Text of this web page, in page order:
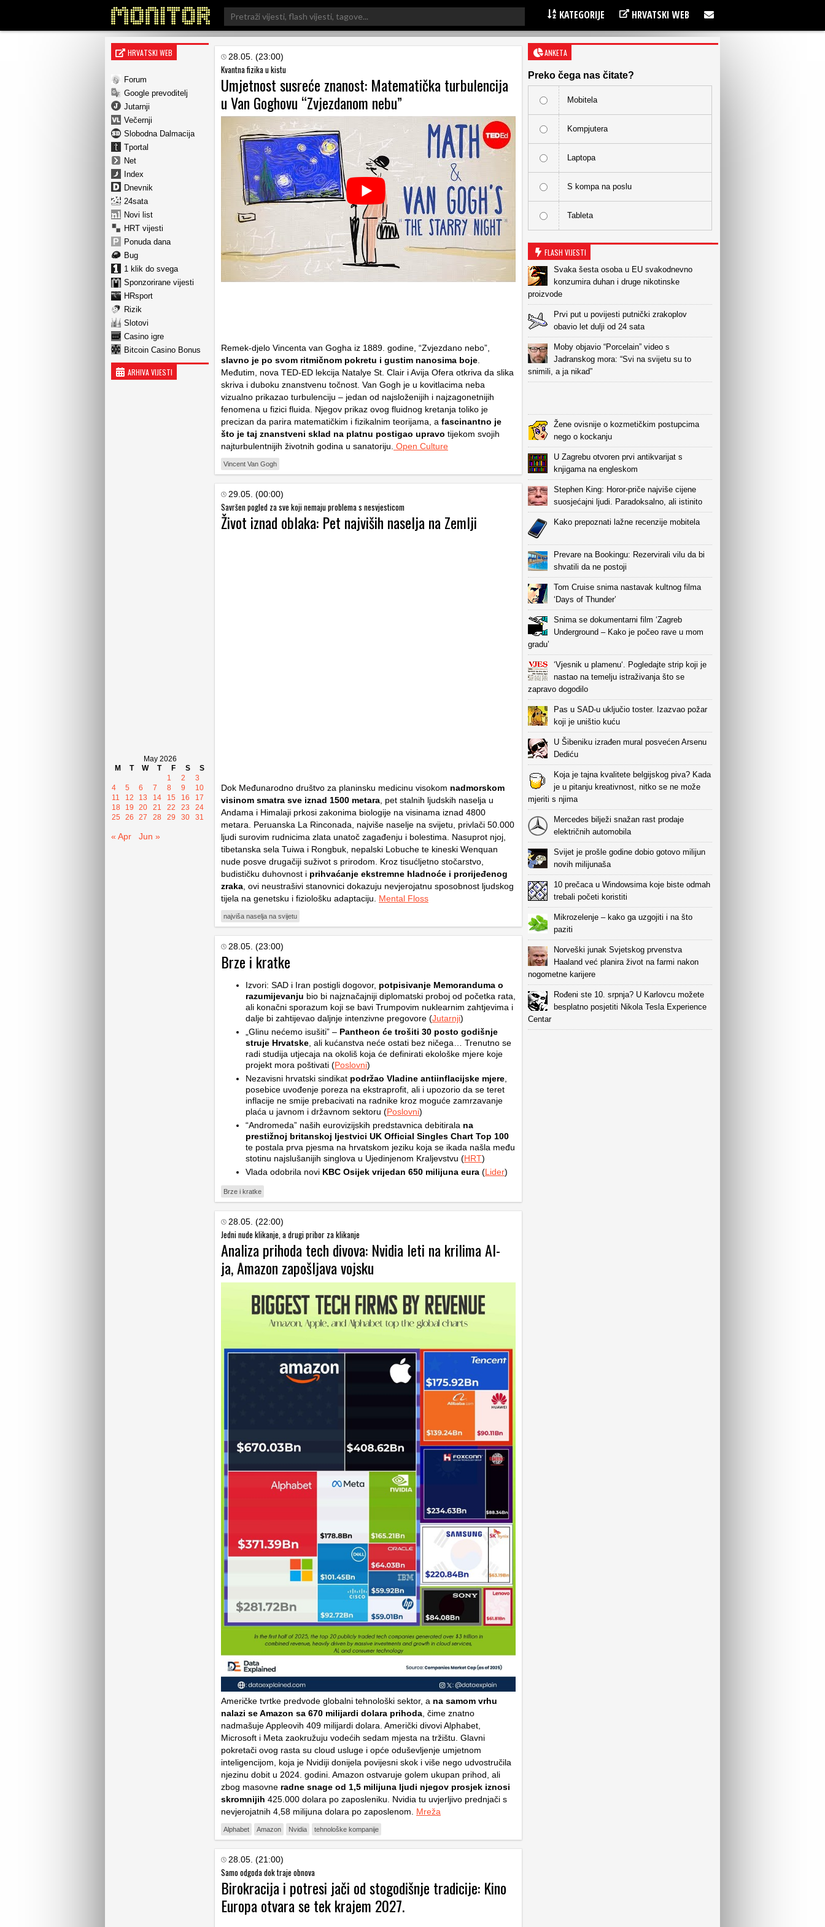
Search
for:
KATEGORIJE HRVATSKI WEB
HRVATSKI WEB
Forum
Google prevoditelj
Jutarnji
Večernji
Slobodna Dalmacija
Tportal
Net
Index
Dnevnik
24sata
Novi list
HRT vijesti
Ponuda dana
Bug
1 klik do svega
Sponzorirane vijesti
HRsport
Rizik
Slotovi
Casino igre
Bitcoin Casino Bonus
ARHIVA VIJESTI
May 2026
M
T W T F S
S
1
2
3
4
5 6 7 8 9
10
11
12 13 14 15 16
17
18
19 20 21 22 23
24
25
26 27 28 29 30 31
« Apr Jun »
28.05. (23:00)
Kvantna fizika u kistu
Umjetnost susreće znanost: Matematička turbulencija
u Van Goghovu “Zvjezdanom nebu”
Remek-djelo Vincenta van Gogha iz 1889. godine, “Zvjezdano nebo”,
slavno je po svom ritmičnom pokretu i gustim nanosima boje
Međutim, nova TED-ED lekcija Natalye St. Clair i Avija Ofera otkriva da slika
skriva i duboku znanstvenu točnost. Van Gogh je u kovitlacima neba
vizualno prikazao turbulenciju – jedan od najsloženijih i najzagonetnijih
fenomena u fizici fluida. Njegov prikaz ovog fluidnog kretanja toliko je
precizan da parira matematičkim i fizikalnim teorijama, a fascinantno je
što je taj znanstveni sklad na platnu postigao upravo tijekom svojih
najturbulentnijih životnih godina u sanatoriju. Open Culture
Vincent Van Gogh
29.05. (00:00)
Savršen pogled za sve koji nemaju problema s nesvjesticom
Život iznad oblaka: Pet najviših naselja na Zemlji
Dok Međunarodno društvo za planinsku medicinu visokom nadmorskom
visinom smatra sve iznad 1500 metara , pet stalnih ljudskih naselja u
Andama i Himalaji prkosi zakonima biologije na visinama iznad 4800
metara. Peruanska La Rinconada, najviše naselje na svijetu, privlači 50.000
ljudi surovim rudnicima zlata unatoč zagađenju i bolestima. Nasuprot njoj,
tibetanska sela Tuiwa i Rongbuk, nepalski Lobuche te kineski Wenquan
nude posve drugačiji suživot s prirodom. Kroz tisućljetno stočarstvo,
budističku duhovnost i prihvaćanje ekstremne hladnoće i prorijeđenog
zraka , ovi neustrašivi stanovnici dokazuju nevjerojatnu sposobnost ljudskog
tijela na genetsku i fiziološku adaptaciju. Mental Floss
najviša naselja na svijetu
28.05. (23:00)
Brze i kratke
Izvori: SAD i Iran postigli dogovor, potpisivanje Memoranduma o
razumijevanju bio bi najznačajniji diplomatski proboj od početka rata,
ali konačni sporazum koji se bavi Trumpovim nuklearnim zahtjevima i
dalje bi zahtijevao daljnje intenzivne pregovore (Jutarnji)
„Glinu nećemo isušiti” – Pantheon će trošiti 30 posto godišnje
struje Hrvatske , ali kućanstva neće ostati bez ničega… Trenutno se
radi studija utjecaja na okoliš koja će definirati ekološke mjere koje
projekt mora poštivati (Poslovni)
Nezavisni hrvatski sindikat podržao Vladine antiinflacijske mjere
posebice uvođenje poreza na ekstraprofit, ali i upozorio da se teret
inflacije ne smije prebacivati na radnike kroz moguće zamrzavanje
plaća u javnom i državnom sektoru (Poslovni)
“Andromeda” naših eurovizijskih predstavnica debitirala na
prestižnoj britanskoj ljestvici UK Official Singles Chart Top 100
te postala prva pjesma na hrvatskom jeziku koja se ikada našla među
stotinu najslušanijih singlova u Ujedinjenom Kraljevstvu (HRT)
Vlada odobrila novi KBC Osijek vrijedan 650 milijuna eura (Lider)
Brze i kratke
28.05. (22:00)
Jedni nude klikanje, a drugi pribor za klikanje
Analiza prihoda tech divova: Nvidia leti na krilima AI-
ja, Amazon zapošljava vojsku
Američke tvrtke predvode globalni tehnološki sektor, a na samom vrhu
nalazi se Amazon sa 670 milijardi dolara prihoda , čime znatno
nadmašuje Appleovih 409 milijardi dolara. Američki divovi Alphabet,
Microsoft i Meta zaokružuju vodećih sedam mjesta na tržištu. Glavni
pokretači ovog rasta su cloud usluge i opće oduševljenje umjetnom
inteligencijom, koja je Nvidiji donijela povijesni skok i više nego udvostručila
njezinu dobit u 2024. godini. Amazon ostvaruje golem ukupan prihod, ali
zbog masovne radne snage od 1,5 milijuna ljudi njegov prosjek iznosi
skromnijih 425.000 dolara po zaposleniku. Nvidia tu uvjerljivo prednjači s
nevjerojatnih 4,58 milijuna dolara po zaposlenom. Mreža
Alphabet Amazon Nvidia tehnološke kompanije
28.05. (21:00)
Samo odgoda dok traje obnova
Birokracija i potresi jači od stogodišnje tradicije: Kino
Europa otvara se tek krajem 2027.
ANKETA
Preko čega nas čitate?
Mobitela
Kompjutera
Laptopa
S kompa na poslu
Tableta
FLASH VIJESTI
Svaka šesta osoba u EU svakodnevno
konzumira duhan i druge nikotinske
proizvode
Prvi put u povijesti putnički zrakoplov
obavio let dulji od 24 sata
Moby objavio “Porcelain” video s
Jadranskog mora: “Svi na svijetu su to
snimili, a ja nikad”
Žene ovisnije o kozmetičkim postupcima
nego o kockanju
U Zagrebu otvoren prvi antikvarijat s
knjigama na engleskom
Stephen King: Horor-priče najviše cijene
suosjećajni ljudi. Paradoksalno, ali istinito
Kako prepoznati lažne recenzije mobitela
Prevare na Bookingu: Rezervirali vilu da bi
shvatili da ne postoji
Tom Cruise snima nastavak kultnog filma
‘Days of Thunder’
Snima se dokumentarni film ‘Zagreb
Underground – Kako je počeo rave u mom
gradu’
‘Vjesnik u plamenu‘. Pogledajte strip koji je
nastao na temelju istraživanja što se
zapravo dogodilo
Pas u SAD-u uključio toster. Izazvao požar
koji je uništio kuću
U Šibeniku izrađen mural posvećen Arsenu
Dediću
Koja je tajna kvalitete belgijskog piva? Kada
je u pitanju kreativnost, nitko se ne može
mjeriti s njima
Mercedes bilježi snažan rast prodaje
električnih automobila
Svijet je prošle godine dobio gotovo milijun
novih milijunaša
10 prečaca u Windowsima koje biste odmah
trebali početi koristiti
Mikrozelenje – kako ga uzgojiti i na što
paziti
Norveški junak Svjetskog prvenstva
Haaland već planira život na farmi nakon
nogometne karijere
Rođeni ste 10. srpnja? U Karlovcu možete
besplatno posjetiti Nikola Tesla Experience
Centar